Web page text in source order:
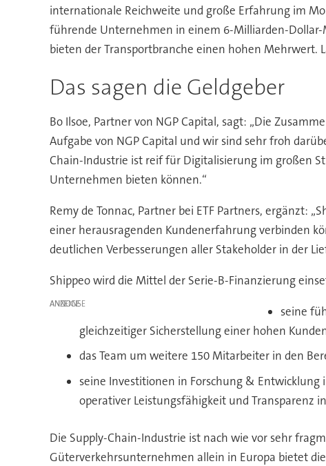
internationale Reichweite und große Erfahrung im
führende Unternehmen in einem 6-Milliarden-Dollar-
bieten der Transportbranche einen hohen
Das sagen die Geldgeber
Bo Ilsoe, Partner von NGP Capital, sagt: „Die
Aufgabe von NGP Capital und wir sind sehr froh
Chain-Industrie ist reif für Digitalisierung im großen
Unternehmen bieten können.“
Remy de Tonnac, Partner bei ETF Partners, ergänzt:
einer herausragenden Kundenerfahrung verbinden
deutlichen Verbesserungen aller Stakeholder in der
Shippeo wird die Mittel der Serie-B-Finanzierung
ANZEIGE
seine
gleichzeitiger Sicherstellung einer hohen
das Team um weitere 150 Mitarbeiter in den
seine Investitionen in Forschung &
operativer Leistungsfähigkeit und Transparenz
Die Supply-Chain-Industrie ist nach wie vor sehr
Güterverkehrsunternehmen allein in Europa bietet